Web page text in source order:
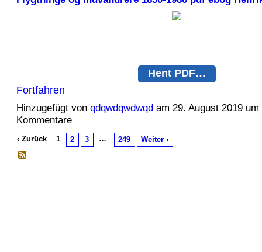
Hent PDF…
Fortfahren
Hinzugefügt von qdqwdqwdwqdam 29. August 2019
Kommentare
‹ Zurück 1 2 3 … 249 Weiter ›